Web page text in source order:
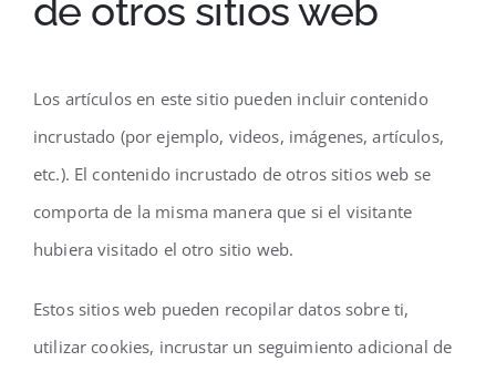
de otros sitios web
Los artículos en este sitio pueden incluir contenido
incrustado (por ejemplo, videos, imágenes, artículos,
etc.). El contenido incrustado de otros sitios web se
comporta de la misma manera que si el visitante
hubiera visitado el otro sitio web.
Estos sitios web pueden recopilar datos sobre ti,
utilizar cookies, incrustar un seguimiento adicional de